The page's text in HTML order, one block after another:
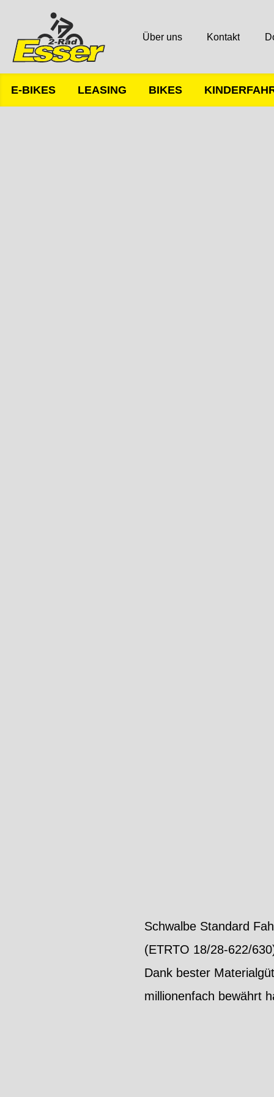
Über uns Kontakt
E-BIKES LEASING BIKES
Schwalbe Standard
(ETRTO 18/28-622/
Dank bester
millionenfach bewährt